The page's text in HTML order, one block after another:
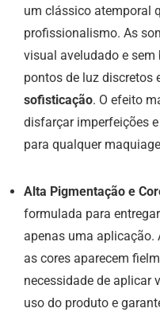
um clássico atemporal
profissionalismo. As
visual aveludado e
pontos de luz discretos
sofisticação. O efeito
disfarçar imperfeições
para qualquer
Alta Pigmentação e
formulada para
apenas uma aplicação.
as cores aparecem
necessidade de aplicar
uso do produto e